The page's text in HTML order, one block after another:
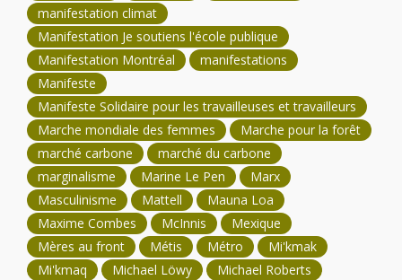
manifestation climat
Manifestation Je soutiens l'école publique
Manifestation Montréal
manifestations
Manifeste
Manifeste Solidaire pour les travailleuses et travailleurs
Marche mondiale des femmes
Marche pour la forêt
marché carbone
marché du carbone
marginalisme
Marine Le Pen
Marx
Masculinisme
Mattell
Mauna Loa
Maxime Combes
McInnis
Mexique
Mères au front
Métis Métro
Mi'kmak
Mi'kmaq
Michael Löwy
Michael Roberts